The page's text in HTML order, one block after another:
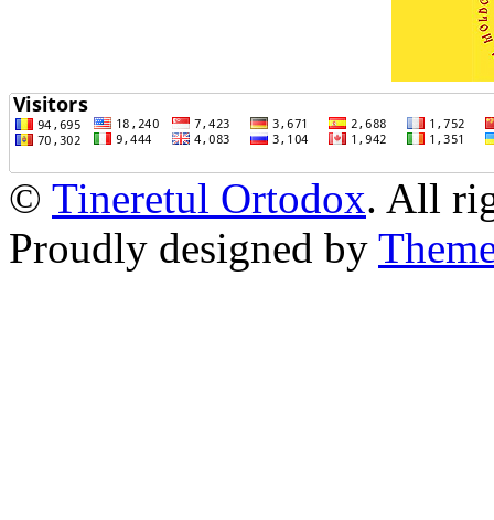
© Tineretul Ortodox. All
Proudly designed by